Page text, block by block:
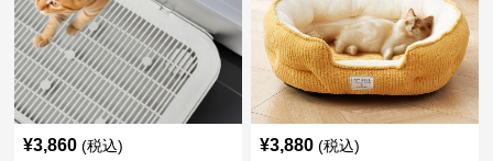
¥3,860 (税込) ¥3,880 (税込)